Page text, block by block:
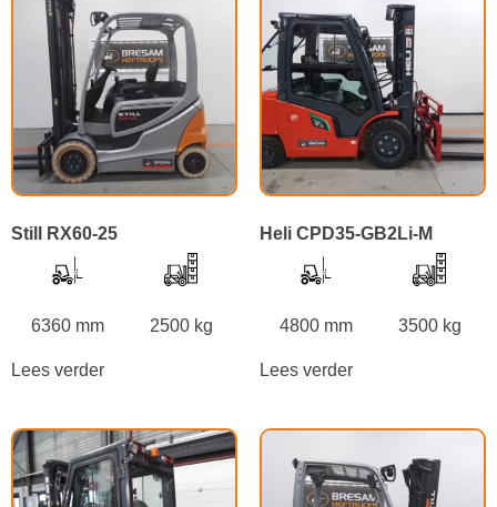
Still RX60-25
6360 mm 2500 kg
Lees verder
Heli CPD35-GB2Li-M
4800 mm 3500 kg
Lees verder